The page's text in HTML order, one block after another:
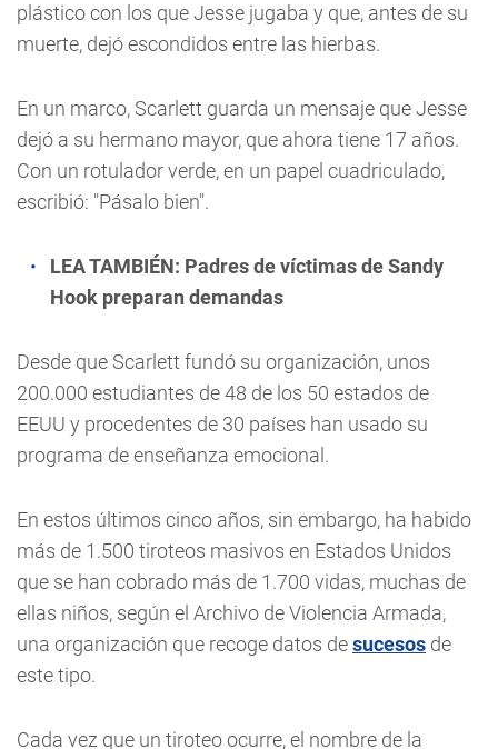
plástico con los que Jesse jugaba y que, antes de su
muerte, dejó escondidos entre las hierbas.
En un marco, Scarlett guarda un mensaje que Jesse
dejó a su hermano mayor, que ahora tiene 17 años.
Con un rotulador verde, en un papel cuadriculado,
escribió: "Pásalo bien".
LEA TAMBIÉN: Padres de víctimas de Sandy
Hook preparan demandas
Desde que Scarlett fundó su organización, unos
200.000 estudiantes de 48 de los 50 estados de
EEUU y procedentes de 30 países han usado su
programa de enseñanza emocional.
En estos últimos cinco años, sin embargo, ha habido
más de 1.500 tiroteos masivos en Estados Unidos
que se han cobrado más de 1.700 vidas, muchas de
ellas niños, según el Archivo de Violencia Armada,
una organización que recoge datos desucesos de
este tipo.
Cada vez que un tiroteo ocurre, el nombre de la